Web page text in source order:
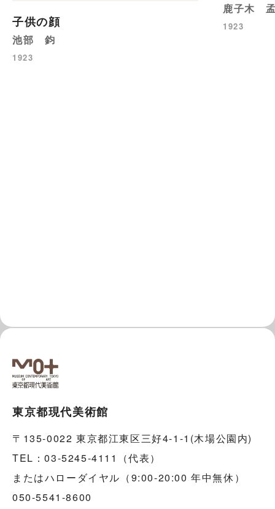
子供の顔
池部 鈞
1923
鹿子木
1923
東京都現代美術館
〒135-0022 東京都江東区三好4-1-1(木場公園内)
TEL：03-5245-4111（代表）
またはハローダイヤル（9:00-20:00 年中無休）
050-5541-8600